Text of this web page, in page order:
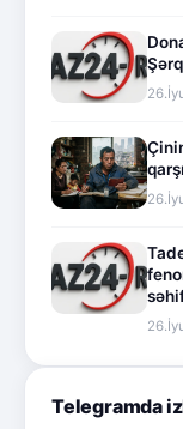
Telegramda